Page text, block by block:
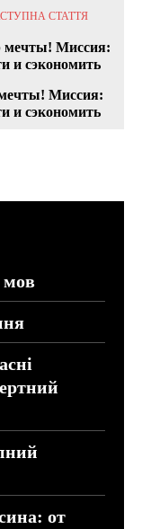
СТАТТЯ
Миссия:
и сэкономить
мов
от